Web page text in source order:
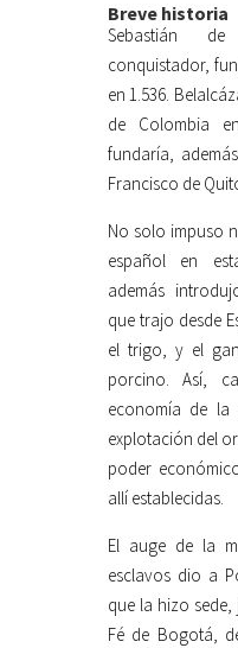
Breve historia
Sebastián
conquistador,
en 1.536.
de Colombia
fundaría,
Francisco de
No solo impuso
español en
además
que trajo desde
el trigo, y el
porcino. Así,
economía de
explotación del
poder
allí establecidas.
El auge de la
esclavos dio a
que la hizo
Fé de Bogotá,